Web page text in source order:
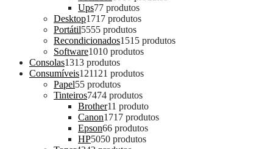
Ups77 produtos
Desktop1717 produtos
Portátil5555 produtos
Recondicionados1515 produtos
Software1010 produtos
Consolas1313 produtos
Consumíveis121121 produtos
Papel55 produtos
Tinteiros7474 produtos
Brother11 produto
Canon1717 produtos
Epson66 produtos
HP5050 produtos